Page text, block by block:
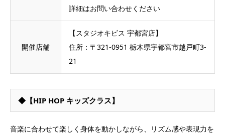
詳細はお問い合わせください
開催店舗
【スタジオキビス 宇都宮店】
住所：〒321-0951 栃木県宇都宮市越戸町3-
21
◆【HIP HOP キッズクラス】
音楽に合わせて楽しく身体を動かしながら、リズム感や表現力を